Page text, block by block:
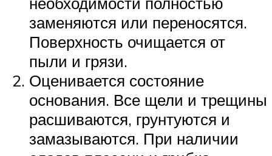
заменяются или переносятся.
Поверхность очищается от
пыли и грязи.
Оценивается состояние
основания. Все щели и трещины
расшиваются, грунтуются и
замазываются. При наличии